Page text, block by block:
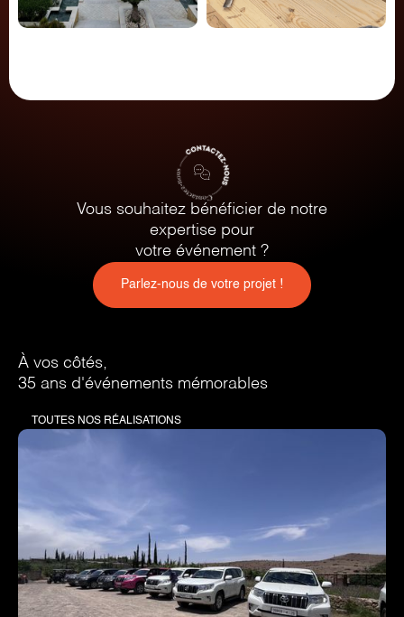
Vous souhaitez bénéficier de notre
expertise pour
votre événement ?
Parlez-nous de votre projet !
À vos côtés,
35 ans d'événements mémorables
TOUTES NOS RÉALISATIONS